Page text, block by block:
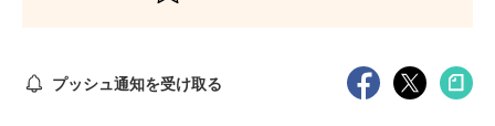
プッシュ通知を受け取る